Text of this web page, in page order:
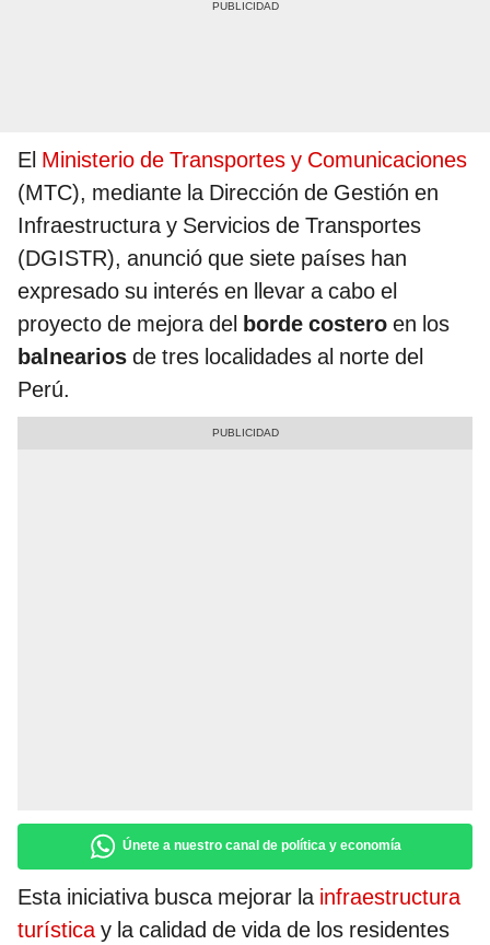
El Ministerio de Transportes y Comunicaciones
(MTC), mediante la Dirección de Gestión en
Infraestructura y Servicios de Transportes
(DGISTR), anunció que siete países han
expresado su interés en llevar a cabo el
proyecto de mejora del borde costero en los
balnearios de tres localidades al norte del
Perú.
Únete a nuestro canal de política y economía
Esta iniciativa busca mejorar la infraestructura
turísticay la calidad de vida de los residentes